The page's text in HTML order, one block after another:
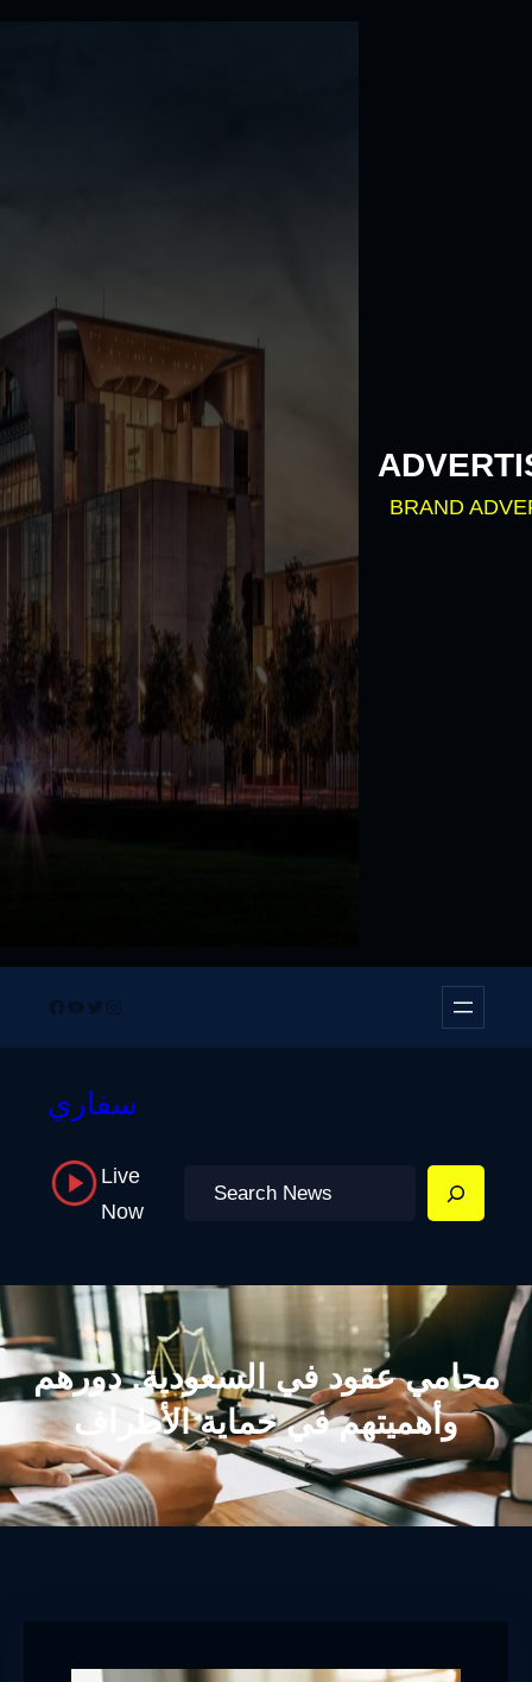
BRAND
Facebook
YouTube
TwitterInstagram
سفاري
Live
Now
Search
محامي عقود في السعودية: دورهم
وأهميتهم في حماية الأطراف